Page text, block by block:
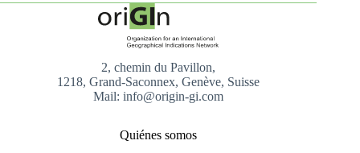
2, chemin du Pavillon,
1218, Grand-Saconnex, Genève, Suisse
Mail: info@origin-gi.com
Quiénes somos